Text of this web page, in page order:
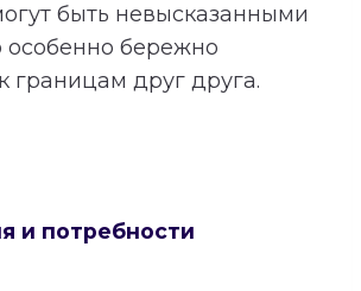
быть невысказанными
особенно бережно
границам друг друга.
и потребности